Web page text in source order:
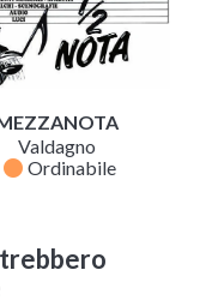
Valdagno
fiber_manual_record Ordinabile